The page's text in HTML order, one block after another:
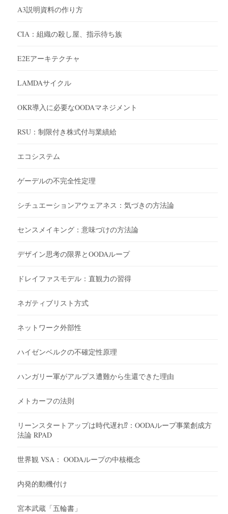
A3説明資料の作り方
CIA：組織の殺し屋、指示待ち族
E2Eアーキテクチャ
LAMDAサイクル
OKR導入に必要なOODAマネジメント
RSU：制限付き株式付与業績給
エコシステム
ゲーデルの不完全性定理
シチュエーションアウェアネス：気づきの方法論
センスメイキング：意味づけの方法論
デザイン思考の限界とOODAループ
ドレイファスモデル：直観力の習得
ネガティブリスト方式
ネットワーク外部性
ハイゼンベルクの不確定性原理
ハンガリー軍がアルプス遭難から生還できた理由
メトカーフの法則
リーンスタートアップは時代遅れ⁉︎：OODAループ事業創成方
法論 RPAD
世界観 VSA： OODAループの中核概念
内発的動機付け
宮本武蔵「五輪書」